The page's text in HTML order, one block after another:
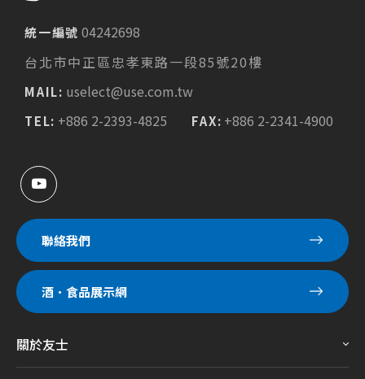
統一編號 04242698
台北市中正區忠孝東路一段85號20樓
MAIL: uselect@use.com.tw
TEL: +886 2-2393-4825 FAX: +886 2-2341-4900
聯絡我們
酒．食品展示網
關於友士